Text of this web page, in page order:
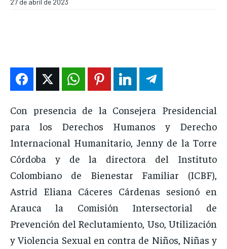
NOSOTROS
PUATE CON NOSOTROS
NOSOTROS
PUATE CON NOSOTROS
NOSOTROS
PUATE CON NOSOTROS
NOSOTROS
PUATE CON NOSOTROS
27 de abril de 2023
Con presencia de la Consejera Presidencial
para los Derechos Humanos y Derecho
Internacional Humanitario, Jenny de la Torre
Córdoba y de la directora del Instituto
Colombiano de Bienestar Familiar (ICBF),
Astrid Eliana Cáceres Cárdenas sesionó en
Arauca la Comisión Intersectorial de
Prevención del Reclutamiento, Uso, Utilización
y Violencia Sexual en contra de Niños, Niñas y